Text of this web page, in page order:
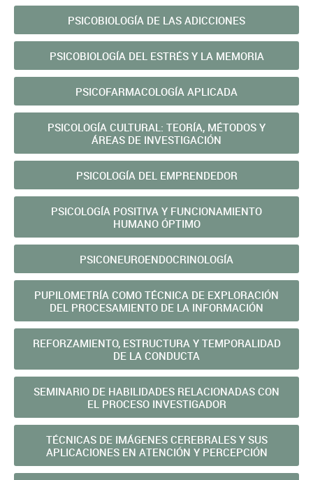
PSICOBIOLOGÍA DE LAS ADICCIONES
PSICOBIOLOGÍA DEL ESTRÉS Y LA MEMORIA
PSICOFARMACOLOGÍA APLICADA
PSICOLOGÍA CULTURAL: TEORÍA, MÉTODOS Y
ÁREAS DE INVESTIGACIÓN
PSICOLOGÍA DEL EMPRENDEDOR
PSICOLOGÍA POSITIVA Y FUNCIONAMIENTO
HUMANO ÓPTIMO
PSICONEUROENDOCRINOLOGÍA
PUPILOMETRÍA COMO TÉCNICA DE EXPLORACIÓN
DEL PROCESAMIENTO DE LA INFORMACIÓN
REFORZAMIENTO, ESTRUCTURA Y TEMPORALIDAD
DE LA CONDUCTA
SEMINARIO DE HABILIDADES RELACIONADAS CON
EL PROCESO INVESTIGADOR
TÉCNICAS DE IMÁGENES CEREBRALES Y SUS
APLICACIONES EN ATENCIÓN Y PERCEPCIÓN